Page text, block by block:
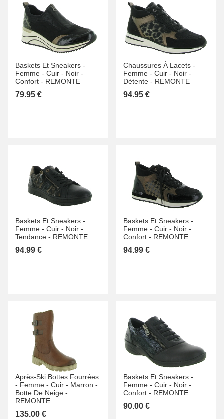
Baskets Et Sneakers -
Femme - Cuir - Noir -
Confort - REMONTE
79.95 €
Chaussures À Lacets -
Femme - Cuir - Noir -
Détente - REMONTE
94.95 €
Baskets Et Sneakers -
Femme - Cuir - Noir -
Tendance - REMONTE
94.99 €
Baskets Et Sneakers -
Femme - Cuir - Noir -
Confort - REMONTE
94.99 €
Après-Ski Bottes Fourrées
- Femme - Cuir - Marron -
Botte De Neige -
REMONTE
135.00 €
Baskets Et Sneakers -
Femme - Cuir - Noir -
Confort - REMONTE
90.00 €